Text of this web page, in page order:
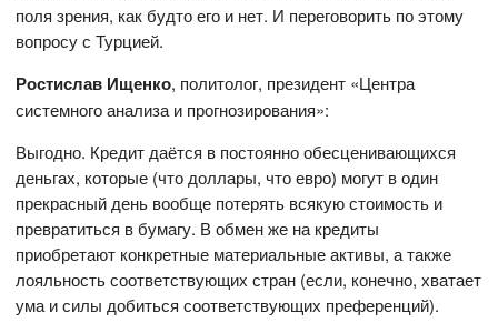
поля зрения, как будто его и нет. И переговорить по этому
вопросу с Турцией.
Ростислав Ищенко, политолог, президент «Центра
системного анализа и прогнозирования»:
Выгодно. Кредит даётся в постоянно обесценивающихся
деньгах, которые (что доллары, что евро) могут в один
прекрасный день вообще потерять всякую стоимость и
превратиться в бумагу. В обмен же на кредиты
приобретают конкретные материальные активы, а также
лояльность соответствующих стран (если, конечно, хватает
ума и силы добиться соответствующих преференций).